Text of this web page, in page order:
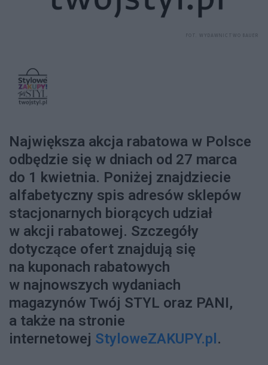
Największa akcja rabatowa w Polsce
odbędzie się w dniach od 27 marca
do 1 kwietnia. Poniżej znajdziecie
alfabetyczny spis adresów sklepów
stacjonarnych biorących udział
w akcji rabatowej. Szczegóły
dotyczące ofert znajdują się
na kuponach rabatowych
w najnowszych wydaniach
magazynów Twój STYL oraz PANI,
a także na stronie
internetowej StyloweZAKUPY.pl .